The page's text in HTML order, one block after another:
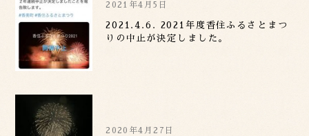
2021年4月5日
2021.4.6. 2021年度香住ふるさとまつ
りの中止が決定しました。
2020年4月27日